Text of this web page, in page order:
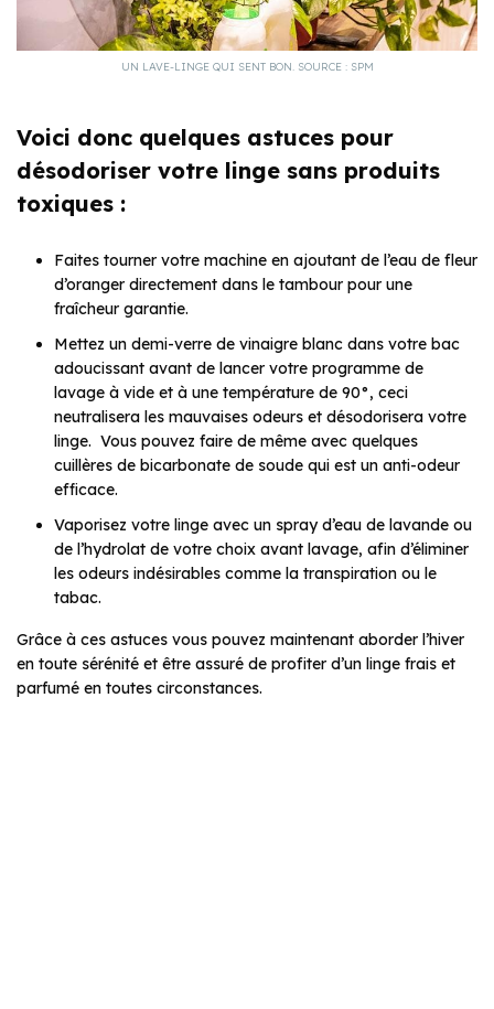
UN LAVE-LINGE QUI SENT BON. SOURCE : SPM
Voici donc quelques astuces pour
désodoriser votre linge sans produits
toxiques :
Faites tourner votre machine en ajoutant de l’eau de fleur
d’oranger directement dans le tambour pour une
fraîcheur garantie.
Mettez un demi-verre de vinaigre blanc dans votre bac
adoucissant avant de lancer votre programme de
lavage à vide et à une température de 90°, ceci
neutralisera les mauvaises odeurs et désodorisera votre
linge. Vous pouvez faire de même avec quelques
cuillères de bicarbonate de soude qui est un anti-odeur
efficace.
Vaporisez votre linge avec un spray d’eau de lavande ou
de l’hydrolat de votre choix avant lavage, afin d’éliminer
les odeurs indésirables comme la transpiration ou le
tabac.
Grâce à ces astuces vous pouvez maintenant aborder l’hiver
en toute sérénité et être assuré de profiter d’un linge frais et
parfumé en toutes circonstances.